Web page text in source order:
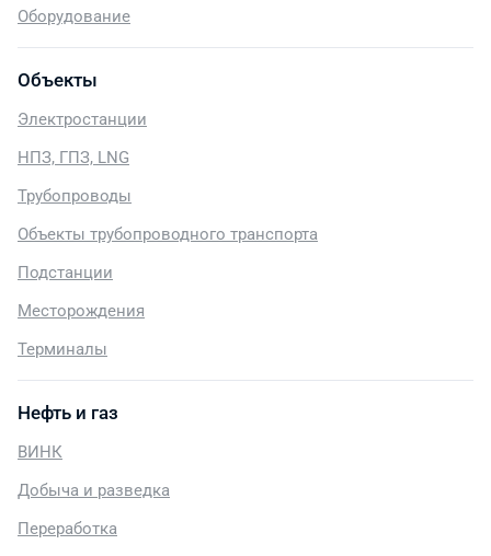
Оборудование
Объекты
Электростанции
НПЗ, ГПЗ, LNG
Трубопроводы
Объекты трубопроводного транспорта
Подстанции
Месторождения
Терминалы
Нефть и газ
ВИНК
Добыча и разведка
Переработка